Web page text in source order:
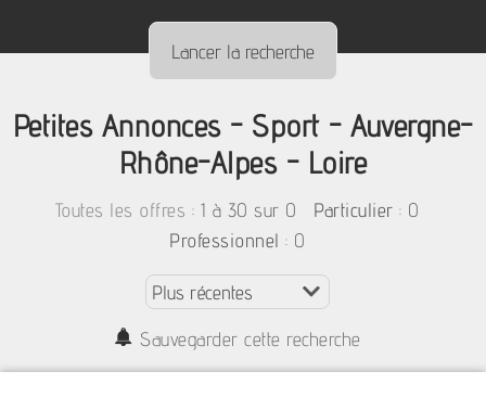
Petites Annonces - Sport - Auvergne-
Rhône-Alpes - Loire
Toutes les offres : 1 à 30 sur 0 Particulier : 0
Professionnel : 0
Sauvegarder cette recherche